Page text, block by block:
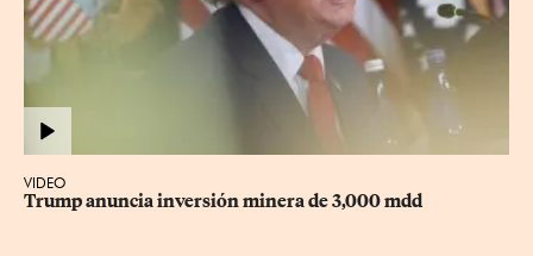
VIDEO
Trump anuncia inversión minera de 3,000 mdd